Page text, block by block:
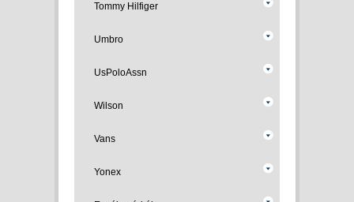
Tommy Hilfiger
Umbro
UsPoloAssn
Wilson
Vans
Yonex